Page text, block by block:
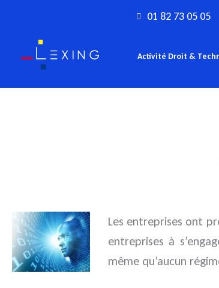
contenu
01 82 73 05 05
Activité Droit &
Les entreprises ont
entreprises à
même qu’aucun